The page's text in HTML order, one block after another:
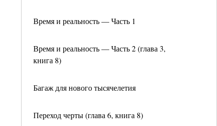
Время и реальность — Часть 1
Время и реальность — Часть 2 (глава 3,
книга 8)
Багаж для нового тысячелетия
Переход черты (глава 6, книга 8)